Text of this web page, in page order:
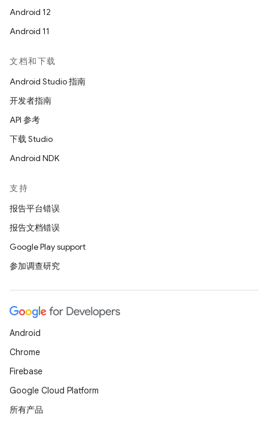
Android 12
Android 11
文档和下载
Android Studio 指南
开发者指南
API 参考
下载 Studio
Android NDK
支持
报告平台错误
报告文档错误
Google Play support
参加调查研究
Android
Chrome
Firebase
Google Cloud Platform
所有产品